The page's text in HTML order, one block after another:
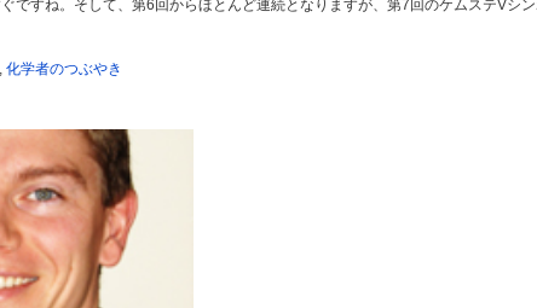
ですね。そして、第6回からほとんど連続となりますが、第7回のケムステVシ
, 化学者のつぶやき